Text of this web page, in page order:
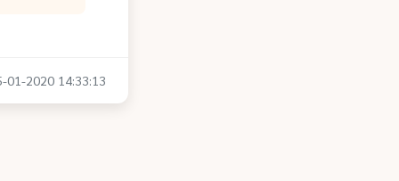
01-2020 14:33:13